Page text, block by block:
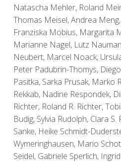
Natascha Mehler, Roland
Thomas Meisel, Andrea
Franziska Möbius, Margarita
Marianne Nagel, Lutz
Neubert, Marcel Noack,
Peter Padubrin-Thomys,
Pasitka, Sarka Prusak, Marko
Rekkab, Nadine Respondek,
Richter, Roland R. Richter,
Budig, Sylvia Rudolph, Clara
Sanke, Heike Schmidt-
Wymeringhausen, Mario
Seidel, Gabriele Sperlich,